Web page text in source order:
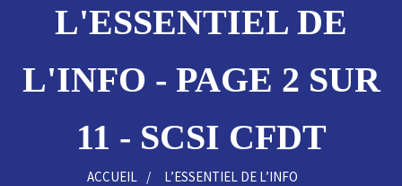
L'ESSENTIEL DE
L'INFO - PAGE 2 SUR
11 - SCSI CFDT
ACCUEIL L’ESSENTIEL DE L’INFO